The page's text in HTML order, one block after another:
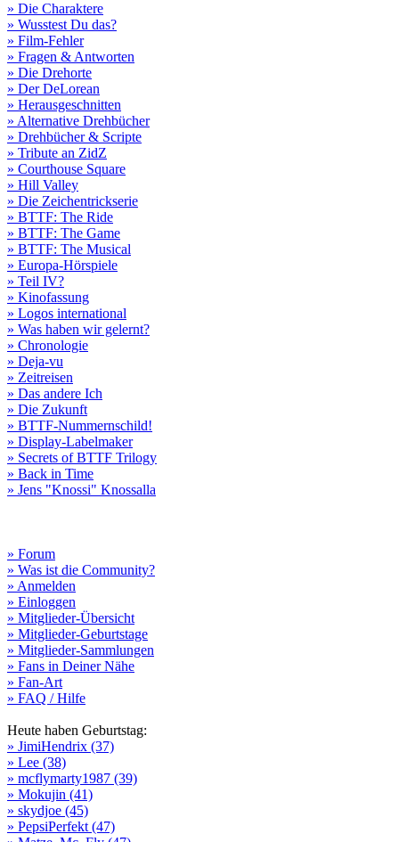
» Die Charaktere
» Wusstest Du das?
» Film-Fehler
» Fragen & Antworten
» Die Drehorte
» Der DeLorean
» Herausgeschnitten
» Alternative Drehbücher
» Drehbücher & Scripte
» Tribute an ZidZ
» Courthouse Square
» Hill Valley
» Die Zeichentrickserie
» BTTF: The Ride
» BTTF: The Game
» BTTF: The Musical
» Europa-Hörspiele
» Teil IV?
» Kinofassung
» Logos international
» Was haben wir gelernt?
» Chronologie
» Deja-vu
» Zeitreisen
» Das andere Ich
» Die Zukunft
» BTTF-Nummernschild!
» Display-Labelmaker
» Secrets of BTTF Trilogy
» Back in Time
» Jens "Knossi" Knossalla
» Forum
» Was ist die Community?
» Anmelden
» Einloggen
» Mitglieder-Übersicht
» Mitglieder-Geburtstage
» Mitglieder-Sammlungen
» Fans in Deiner Nähe
» Fan-Art
» FAQ / Hilfe
Heute haben Geburtstag:
» JimiHendrix (37)
» Lee (38)
» mcflymarty1987 (39)
» Mokujin (41)
» skydjoe (45)
» PepsiPerfekt (47)